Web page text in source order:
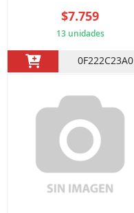
$7.759
13 unidades
0F222C23A0